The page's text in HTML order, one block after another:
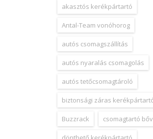
akasztós kerékpártartó
Antal-Team vonóhorog
autós csomagszállítás
autós nyaralás csomagolás
autós tetőcsomagtároló
biztonsági záras
Buzzrack csomagtartó